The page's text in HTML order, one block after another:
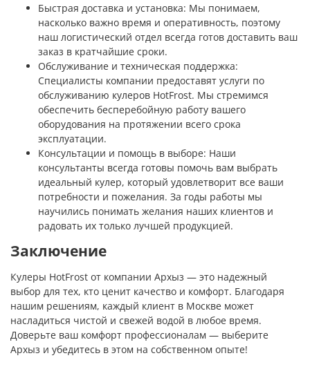
Быстрая доставка и установка: Мы понимаем,
насколько важно время и оперативность, поэтому
наш логистический отдел всегда готов доставить ваш
заказ в кратчайшие сроки.
Обслуживание и техническая поддержка:
Специалисты компании предоставят услуги по
обслуживанию кулеров HotFrost. Мы стремимся
обеспечить бесперебойную работу вашего
оборудования на протяжении всего срока
эксплуатации.
Консультации и помощь в выборе: Наши
консультанты всегда готовы помочь вам выбрать
идеальный кулер, который удовлетворит все ваши
потребности и пожелания. За годы работы мы
научились понимать желания наших клиентов и
радовать их только лучшей продукцией.
Заключение
Кулеры HotFrost от компании Архыз — это надежный
выбор для тех, кто ценит качество и комфорт. Благодаря
нашим решениям, каждый клиент в Москве может
насладиться чистой и свежей водой в любое время.
Доверьте ваш комфорт профессионалам — выберите
Архыз и убедитесь в этом на собственном опыте!